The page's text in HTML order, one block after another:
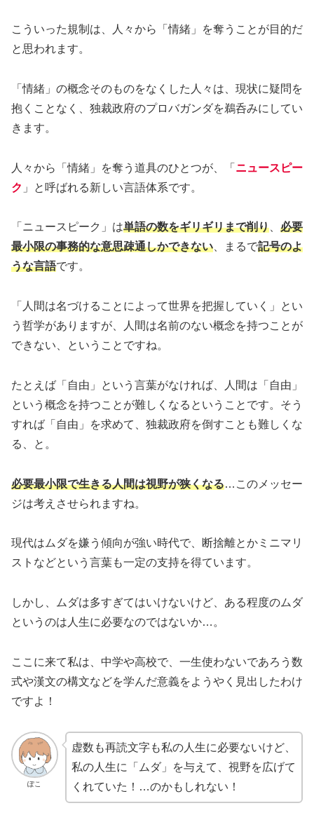
こういった規制は、人々から「情緒」を奪うことが目的だ
と思われます。
「情緒」の概念そのものをなくした人々は、現状に疑問を
抱くことなく、独裁政府のプロバガンダを鵜呑みにしてい
きます。
人々から「情緒」を奪う道具のひとつが、「 ニュースピー
ク 」と呼ばれる新しい言語体系です。
「ニュースピーク」は単語の数をギリギリまで削り
必要
最小限の事務的な意思疎通しかできない 、まるで記号のよ
うな言語です。
「人間は名づけることによって世界を把握していく」とい
う哲学がありますが、人間は名前のない概念を持つことが
できない、ということですね。
たとえば「自由」という言葉がなければ、人間は「自由」
という概念を持つことが難しくなるということです。そう
すれば「自由」を求めて、独裁政府を倒すことも難しくな
る、と。
必要最小限で生きる人間は視野が狭くなる…このメッセー
ジは考えさせられますね。
現代はムダを嫌う傾向が強い時代で、断捨離とかミニマリ
ストなどという言葉も一定の支持を得ています。
しかし、ムダは多すぎてはいけないけど、ある程度のムダ
というのは人生に必要なのではないか…。
ここに来て私は、中学や高校で、一生使わないであろう数
式や漢文の構文などを学んだ意義をようやく見出したわけ
ですよ！
ぽこ
虚数も再読文字も私の人生に必要ないけど、
私の人生に「ムダ」を与えて、視野を広げて
くれていた！…のかもしれない！